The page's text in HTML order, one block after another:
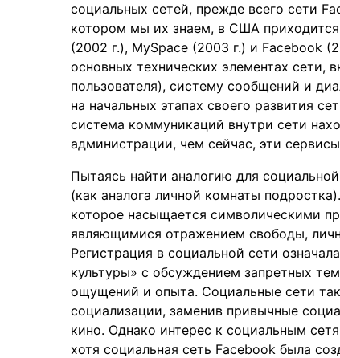
социальных сетей, прежде всего сети
котором мы их знаем, в США приходится
(2002 г.), MySpace (2003 г.) и Facebook
основных технических элементах
пользователя), систему сообщений и
на начальных этапах своего развития
система коммуникаций внутри сети
администрации, чем сейчас, эти
Пытаясь найти аналогию для
(как аналога личной комнаты
которое насыщается символическими
являющимися отражением свободы,
Регистрация в социальной сети
культуры» с обсуждением запретных
ощущений и опыта. Социальные сети
социализации, заменив привычные
кино. Однако интерес к социальным
хотя социальная сеть Facebook была